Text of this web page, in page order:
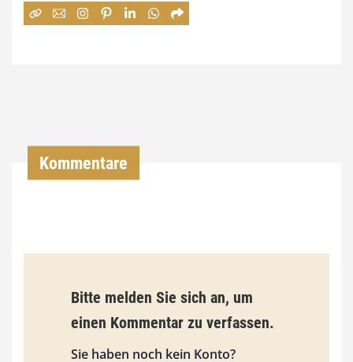
:
9
3
Kommentare
Bitte melden Sie sich an, um
einen Kommentar zu verfassen.
Sie haben noch kein Konto?